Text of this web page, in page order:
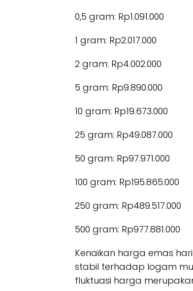
0,5 gram: Rp1.091.000
1 gram: Rp2.017.000
2 gram: Rp4.002.000
5 gram: Rp9.890.000
10 gram: Rp19.673.000
25 gram: Rp49.087.000
50 gram: Rp97.971.000
100 gram: Rp195.865.000
250 gram: Rp489.517.000
500 gram: Rp977.881.000
Kenaikan harga emas
stabil terhadap logam
fluktuasi harga